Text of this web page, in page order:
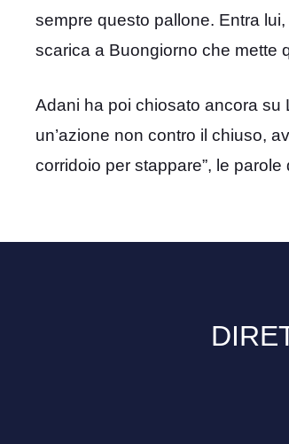
sempre questo pallone. Entra lui,
scarica a Buongiorno che mette
Adani ha poi chiosato ancora su
un’azione non contro il chiuso,
corridoio per stappare”, le parole